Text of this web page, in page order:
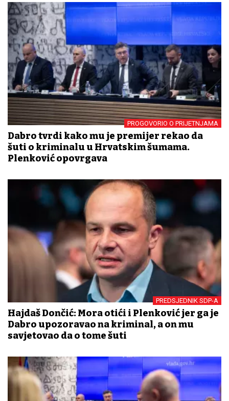
PROGOVORIO O PRIJETNJAMA
Dabro tvrdi kako mu je premijer rekao da
šuti o kriminalu u Hrvatskim šumama.
Plenković opovrgava
PREDSJEDNIK SDP-A
Hajdaš Dončić: Mora otići i Plenković jer ga je
Dabro upozoravao na kriminal, a on mu
savjetovao da o tome šuti